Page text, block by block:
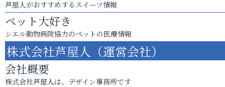
芦屋人がおすすめするスイーツ情報
ペット大好き
シエル動物病院協力のペットの医療情報
株式会社芦屋人（運営会社）
会社概要
株式会社芦屋人は、デザイン事務所です